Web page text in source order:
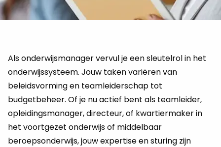
Als onderwijsmanager vervul je een sleutelrol in het
onderwijssysteem. Jouw taken variëren van
beleidsvorming en teamleiderschap tot
budgetbeheer. Of je nu actief bent als teamleider,
opleidingsmanager, directeur, of kwartiermaker in
het voortgezet onderwijs of middelbaar
beroepsonderwijs, jouw expertise en sturing zijn